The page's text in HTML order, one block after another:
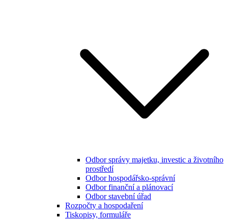
Odbor správy majetku, investic a životního
prostředí
Odbor hospodářsko-správní
Odbor finanční a plánovací
Odbor stavební úřad
Rozpočty a hospodaření
Tiskopisy, formuláře